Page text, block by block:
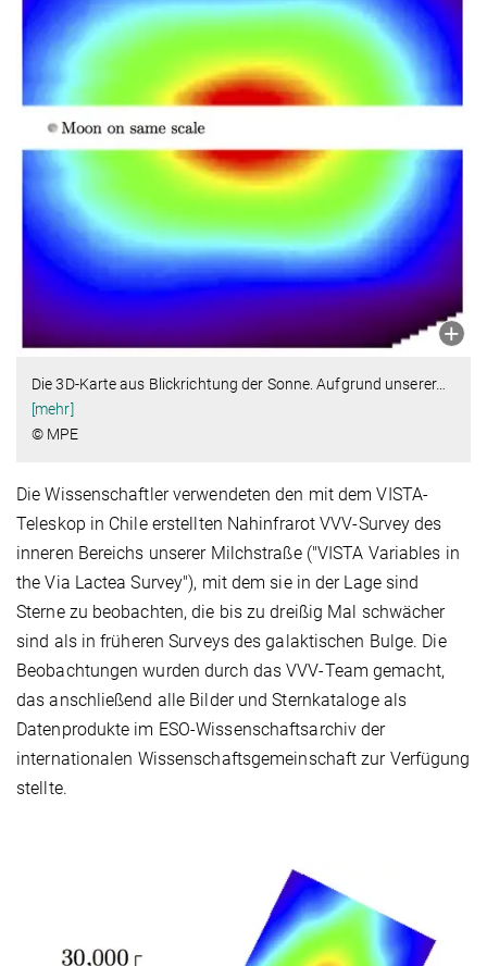
Die 3D-Karte aus Blickrichtung der Sonne. Aufgrund unserer…
[mehr]
© MPE
Die Wissenschaftler verwendeten den mit dem VISTA-
Teleskop in Chile erstellten Nahinfrarot VVV-Survey des
inneren Bereichs unserer Milchstraße ("VISTA Variables in
the Via Lactea Survey"), mit dem sie in der Lage sind
Sterne zu beobachten, die bis zu dreißig Mal schwächer
sind als in früheren Surveys des galaktischen Bulge. Die
Beobachtungen wurden durch das VVV-Team gemacht,
das anschließend alle Bilder und Sternkataloge als
Datenprodukte im ESO-Wissenschaftsarchiv der
internationalen Wissenschaftsgemeinschaft zur Verfügung
stellte.